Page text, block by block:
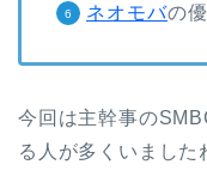
ネオモバの
今回は主幹事の
る人が多くいました